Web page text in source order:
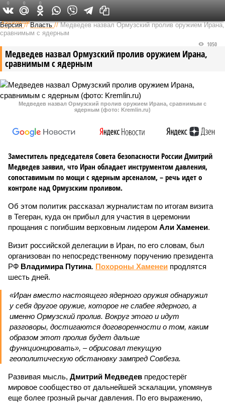
Федеральный выпуск
Версия //Власть //Медведев назвал Ормузский пролив оружием Ирана,
сравнимым с ядерным
Медведев назвал Ормузский пролив оружием Ирана,
сравнимым с ядерным
1050
Медведев назвал Ормузский пролив оружием Ирана, сравнимым с
ядерным (фото: Kremlin.ru)
Заместитель председателя Совета безопасности России Дмитрий
Медведев заявил, что Иран обладает инструментом давления,
сопоставимым по мощи с ядерным арсеналом, – речь идет о
контроле над Ормузским проливом.
Об этом политик рассказал журналистам по итогам визита
в Тегеран, куда он прибыл для участия в церемонии
прощания с погибшим верховным лидером Али Хаменеи.
Визит российской делегации в Иран, по его словам, был
организован по непосредственному поручению президента
РФ Владимира Путина. Похороны Хаменеи продлятся
шесть дней.
«Иран вместо настоящего ядерного оружия обнаружил
у себя другое оружие, которое не слабее ядерного, а
именно Ормузский пролив. Вокруг этого и идут
разговоры, достигаются договоренности о том, каким
образом этот пролив будет дальше
функционировать», – обрисовал текущую
геополитическую обстановку зампред Совбеза.
Развивая мысль, Дмитрий Медведев предостерёг
мировое сообщество от дальнейшей эскалации, упомянув
еще более грозный рычаг давления. По его выражению,
0 0 0